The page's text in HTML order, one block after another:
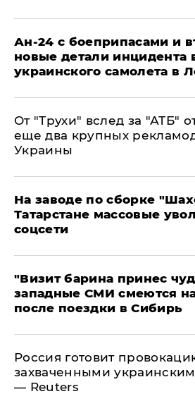
Ан-24 с боеприпасами и
новые детали инцидента
украинского самолета в
От "Трухи" вслед за "АТБ"
еще два крупных
Украины
На заводе по сборке
Татарстане массовые
соцсети
"Визит барина принес
западные СМИ смеются
после поездки в Сибирь
​Россия готовит
захваченными
— Reuters